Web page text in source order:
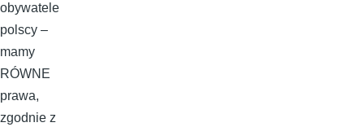
obywatele
polscy –
mamy
RÓWNE
prawa,
zgodnie z